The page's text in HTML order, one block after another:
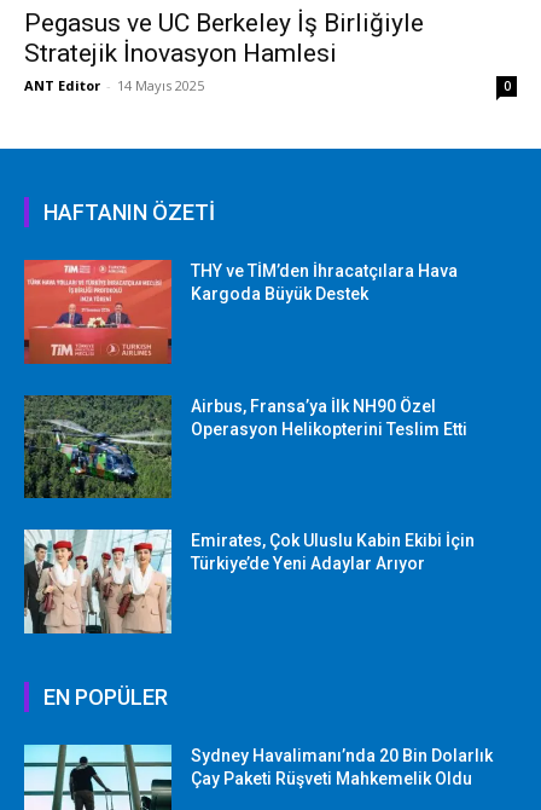
Pegasus ve UC Berkeley İş Birliğiyle
Stratejik İnovasyon Hamlesi
ANT Editor - 14 Mayıs 2025 0
HAFTANIN ÖZETİ
THY ve TİM’den İhracatçılara Hava
Kargoda Büyük Destek
Airbus, Fransa’ya İlk NH90 Özel
Operasyon Helikopterini Teslim Etti
Emirates, Çok Uluslu Kabin Ekibi İçin
Türkiye’de Yeni Adaylar Arıyor
EN POPÜLER
Sydney Havalimanı’nda 20 Bin Dolarlık
Çay Paketi Rüşveti Mahkemelik Oldu